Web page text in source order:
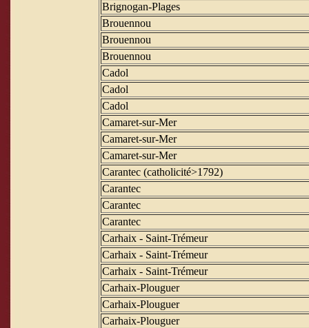
Brignogan-Plages
Brouennou
Brouennou
Brouennou
Cadol
Cadol
Cadol
Camaret-sur-Mer
Camaret-sur-Mer
Camaret-sur-Mer
Carantec (catholicité>1792)
Carantec
Carantec
Carantec
Carhaix - Saint-Trémeur
Carhaix - Saint-Trémeur
Carhaix - Saint-Trémeur
Carhaix-Plouguer
Carhaix-Plouguer
Carhaix-Plouguer